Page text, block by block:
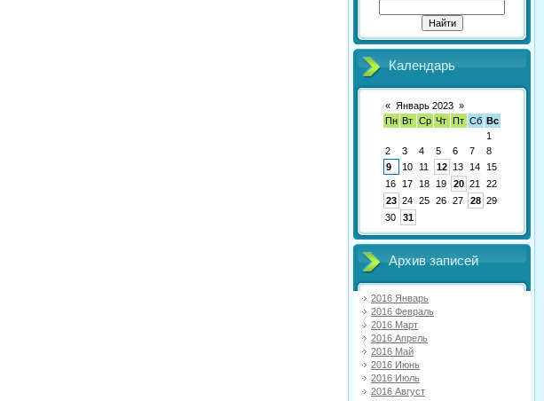
Календарь
« Январь 2023 »
Пн Вт Ср Чт Пт Сб Вс
1
2
3 4 5 6 7
8
9
10 11 12 13 14
15
16
17 18 19 20 21
22
23 24 25 26 27 28 29
30
31
Архив записей
2016 Январь
2016 Февраль
2016 Март
2016 Апрель
2016 Май
2016 Июнь
2016 Июль
2016 Август